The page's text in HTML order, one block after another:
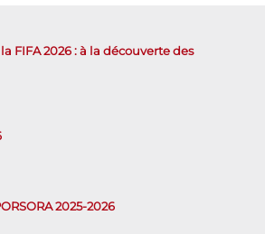
FIFA 2026 : à la découverte des
2025-2026